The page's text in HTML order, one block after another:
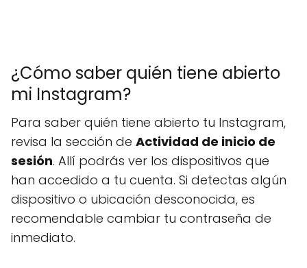
¿Cómo saber quién tiene abierto
mi Instagram?
Para saber quién tiene abierto tu Instagram,
revisa la sección de Actividad de inicio de
sesión. Allí podrás ver los dispositivos que
han accedido a tu cuenta. Si detectas algún
dispositivo o ubicación desconocida, es
recomendable cambiar tu contraseña de
inmediato.